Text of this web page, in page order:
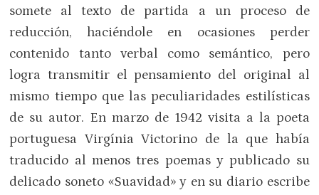
somete al texto de partida a un proceso de
reducción, haciéndole en ocasiones perder
contenido tanto verbal como semántico, pero
logra transmitir el pensamiento del original al
mismo tiempo que las peculiaridades estilísticas
de su autor. En marzo de 1942 visita a la poeta
portuguesa Virgínia Victorino de la que había
traducido al menos tres poemas y publicado su
delicado soneto «Suavidad» y en su diario escribe